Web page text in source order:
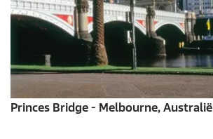
Princes Bridge - Melbourne, Australië